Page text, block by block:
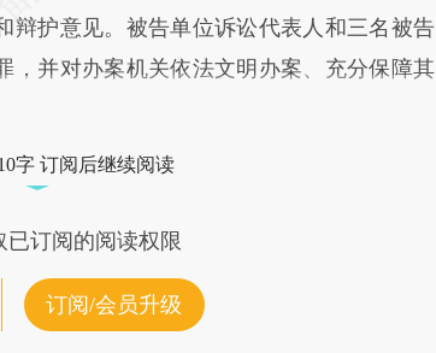
辩护意见。被告单位诉讼代表人和三名被告
，并对办案机关依法文明办案、充分保障其
字 订阅后继续阅读
订阅的阅读权限
订阅/会员升级